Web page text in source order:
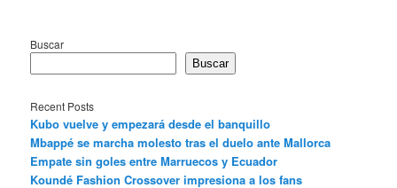
Buscar
Buscar
Recent Posts
Kubo vuelve y empezará desde el banquillo
Mbappé se marcha molesto tras el duelo ante Mallorca
Empate sin goles entre Marruecos y Ecuador
Koundé Fashion Crossover impresiona a los fans